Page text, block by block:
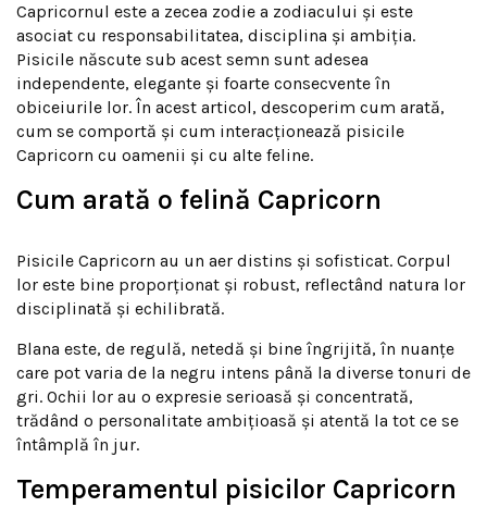
Capricornul este a zecea zodie a zodiacului și este
asociat cu responsabilitatea, disciplina și ambiția.
Pisicile născute sub acest semn sunt adesea
independente, elegante și foarte consecvente în
obiceiurile lor. În acest articol, descoperim cum arată,
cum se comportă și cum interacționează pisicile
Capricorn cu oamenii și cu alte feline.
Cum arată o felină Capricorn
Pisicile Capricorn au un aer distins și sofisticat. Corpul
lor este bine proporționat și robust, reflectând natura lor
disciplinată și echilibrată.
Blana este, de regulă, netedă și bine îngrijită, în nuanțe
care pot varia de la negru intens până la diverse tonuri de
gri. Ochii lor au o expresie serioasă și concentrată,
trădând o personalitate ambițioasă și atentă la tot ce se
întâmplă în jur.
Temperamentul pisicilor Capricorn